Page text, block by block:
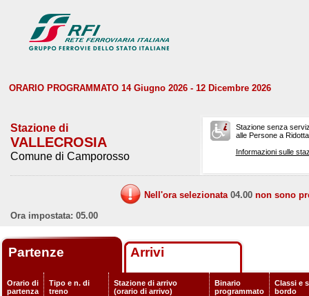
ORARIO PROGRAMMATO 14 Giugno 2026 - 12 Dicembre 2026
Stazione di
VALLECROSIA
Comune di Camporosso
Stazione senza
alle Persone a
Informazioni sulle
Nell'ora selezionata 04.00 non sono
Ora impostata: 05.00
Partenze Arrivi
Orario di
partenza
Tipo e n. di
treno
Stazione di arrivo
(orario di arrivo)
Binario
programmato
Classi e
bordo